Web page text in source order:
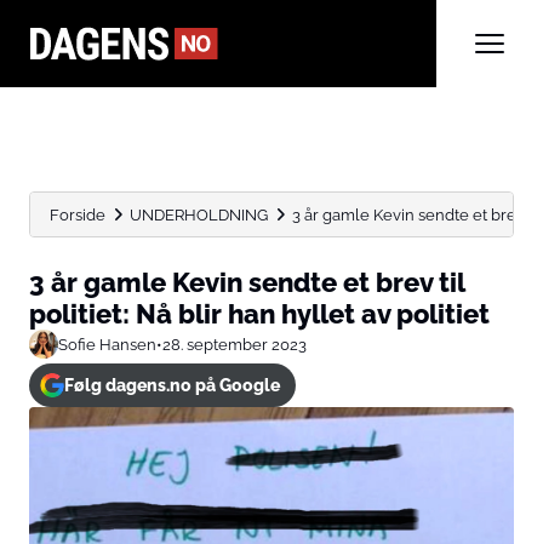
Forside UNDERHOLDNING 3 år gamle Kevin sendte et brev til
3 år gamle Kevin sendte et brev til
politiet: Nå blir han hyllet av politiet
Sofie Hansen•28. september 2023
Følg dagens.no på Google